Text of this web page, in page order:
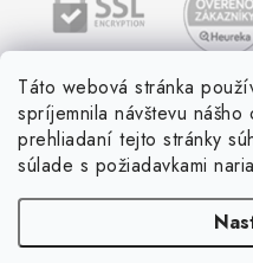
Táto webová stránka
spríjemnila návštevu
prehliadaní tejto stránky
súlade s požiadavkami